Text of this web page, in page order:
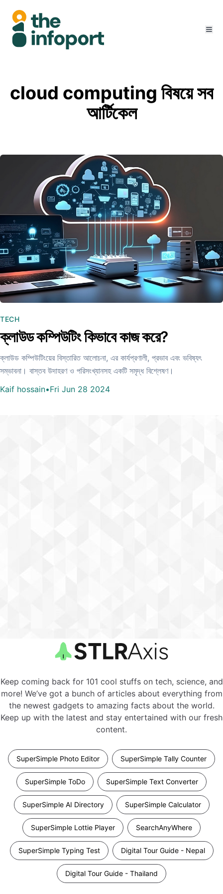
cloud computing বিষয়ে সব
আর্টিকেল
TECH
ক্লাউড কম্পিউটিং কিভাবে কাজ করে?
ক্লাউড কম্পিউটিংয়ের বিস্তারিত আলোচনা, এর কার্যপ্রণালী, প্রভাব এবং ভবিষ্যৎ
সম্ভাবনা। বাস্তব উদাহরণ ও পরিসংখ্যানসহ একটি সমৃদ্ধ বিশ্লেষণ।
Kaif hossain•Fri Jun 28 2024
Keep coming back for 101 cool stuffs on tech, science, and
more! We’ve got a bunch of articles about everything from
the newest gadgets to amazing facts about the world.
Keep up with the latest and stay entertained with our fresh
content.
SuperSimple Photo Editor SuperSimple Tally Counter
SuperSimple ToDo SuperSimple Text Converter
SuperSimple AI Directory SuperSimple Calculator
SuperSimple Lottie Player SearchAnyWhere
SuperSimple Typing Test Digital Tour Guide - Nepal
Digital Tour Guide - Thailand